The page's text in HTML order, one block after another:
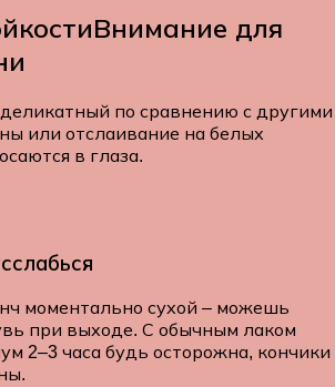
Внимание для
по сравнению с другими
или отслаивание на белых
в глаза.
моментально сухой – можешь
при выходе. С обычным лаком
2–3 часа будь осторожна, кончики